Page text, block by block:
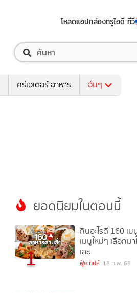
โหลดแอปกล่องทรูไอดี ทีวี
ครีเอเตอร์ อาหาร อื่นๆ
ยอดนิยมในตอนนี้
1
กินอะไรดี 160 เ
เมนูใหม่ๆ เลือกม
เลย
ฟู้ด ทิปส์ 18 ก.พ. 68